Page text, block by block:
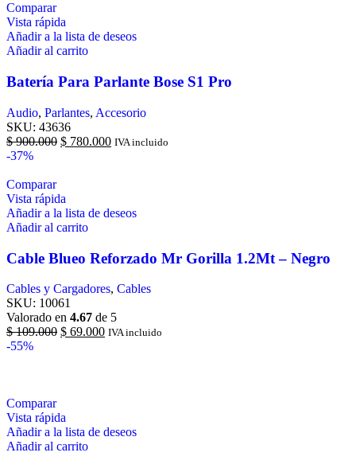
Comparar
Vista rápida
Añadir a la lista de deseos
Añadir al carrito
Batería Para Parlante Bose S1 Pro
Audio, Parlantes, Accesorio
SKU: 43636
$900.000 $ 780.000 IVA incluido
-37%
Comparar
Vista rápida
Añadir a la lista de deseos
Añadir al carrito
Cable Blueo Reforzado Mr Gorilla 1.2Mt – Negro
Cables y Cargadores, Cables
SKU: 10061
Valorado en 4.67 de 5
$109.000 $ 69.000 IVA incluido
-55%
Comparar
Vista rápida
Añadir a la lista de deseos
Añadir al carrito